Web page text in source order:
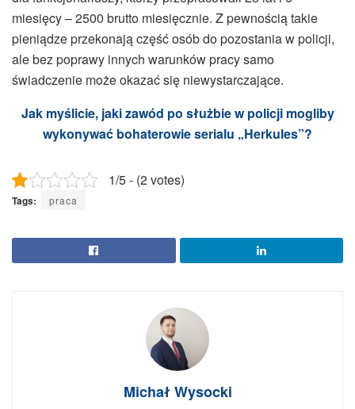
miesięcy – 2500 brutto miesięcznie. Z pewnością takie
pieniądze przekonają część osób do pozostania w policji,
ale bez poprawy innych warunków pracy samo
świadczenie może okazać się niewystarczające.
Jak myślicie, jaki zawód po służbie w policji mogliby
wykonywać bohaterowie serialu „Herkules”?
1/5 - (2 votes)
Tags: praca
Michał Wysocki